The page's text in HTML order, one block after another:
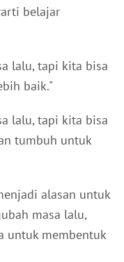
belajar
lalu, tapi kita bisa
baik."
lalu, tapi kita bisa
tumbuh untuk
alasan untuk
masa lalu,
untuk membentuk